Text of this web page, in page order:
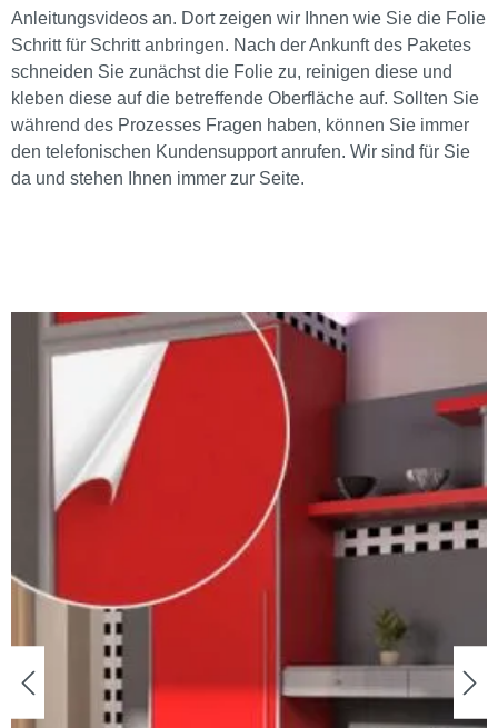
Anleitungsvideos an. Dort zeigen wir Ihnen wie Sie die Folie
Schritt für Schritt anbringen. Nach der Ankunft des Paketes
schneiden Sie zunächst die Folie zu, reinigen diese und
kleben diese auf die betreffende Oberfläche auf. Sollten Sie
während des Prozesses Fragen haben, können Sie immer
den telefonischen Kundensupport anrufen. Wir sind für Sie
da und stehen Ihnen immer zur Seite.
Bildergalerie überspringen